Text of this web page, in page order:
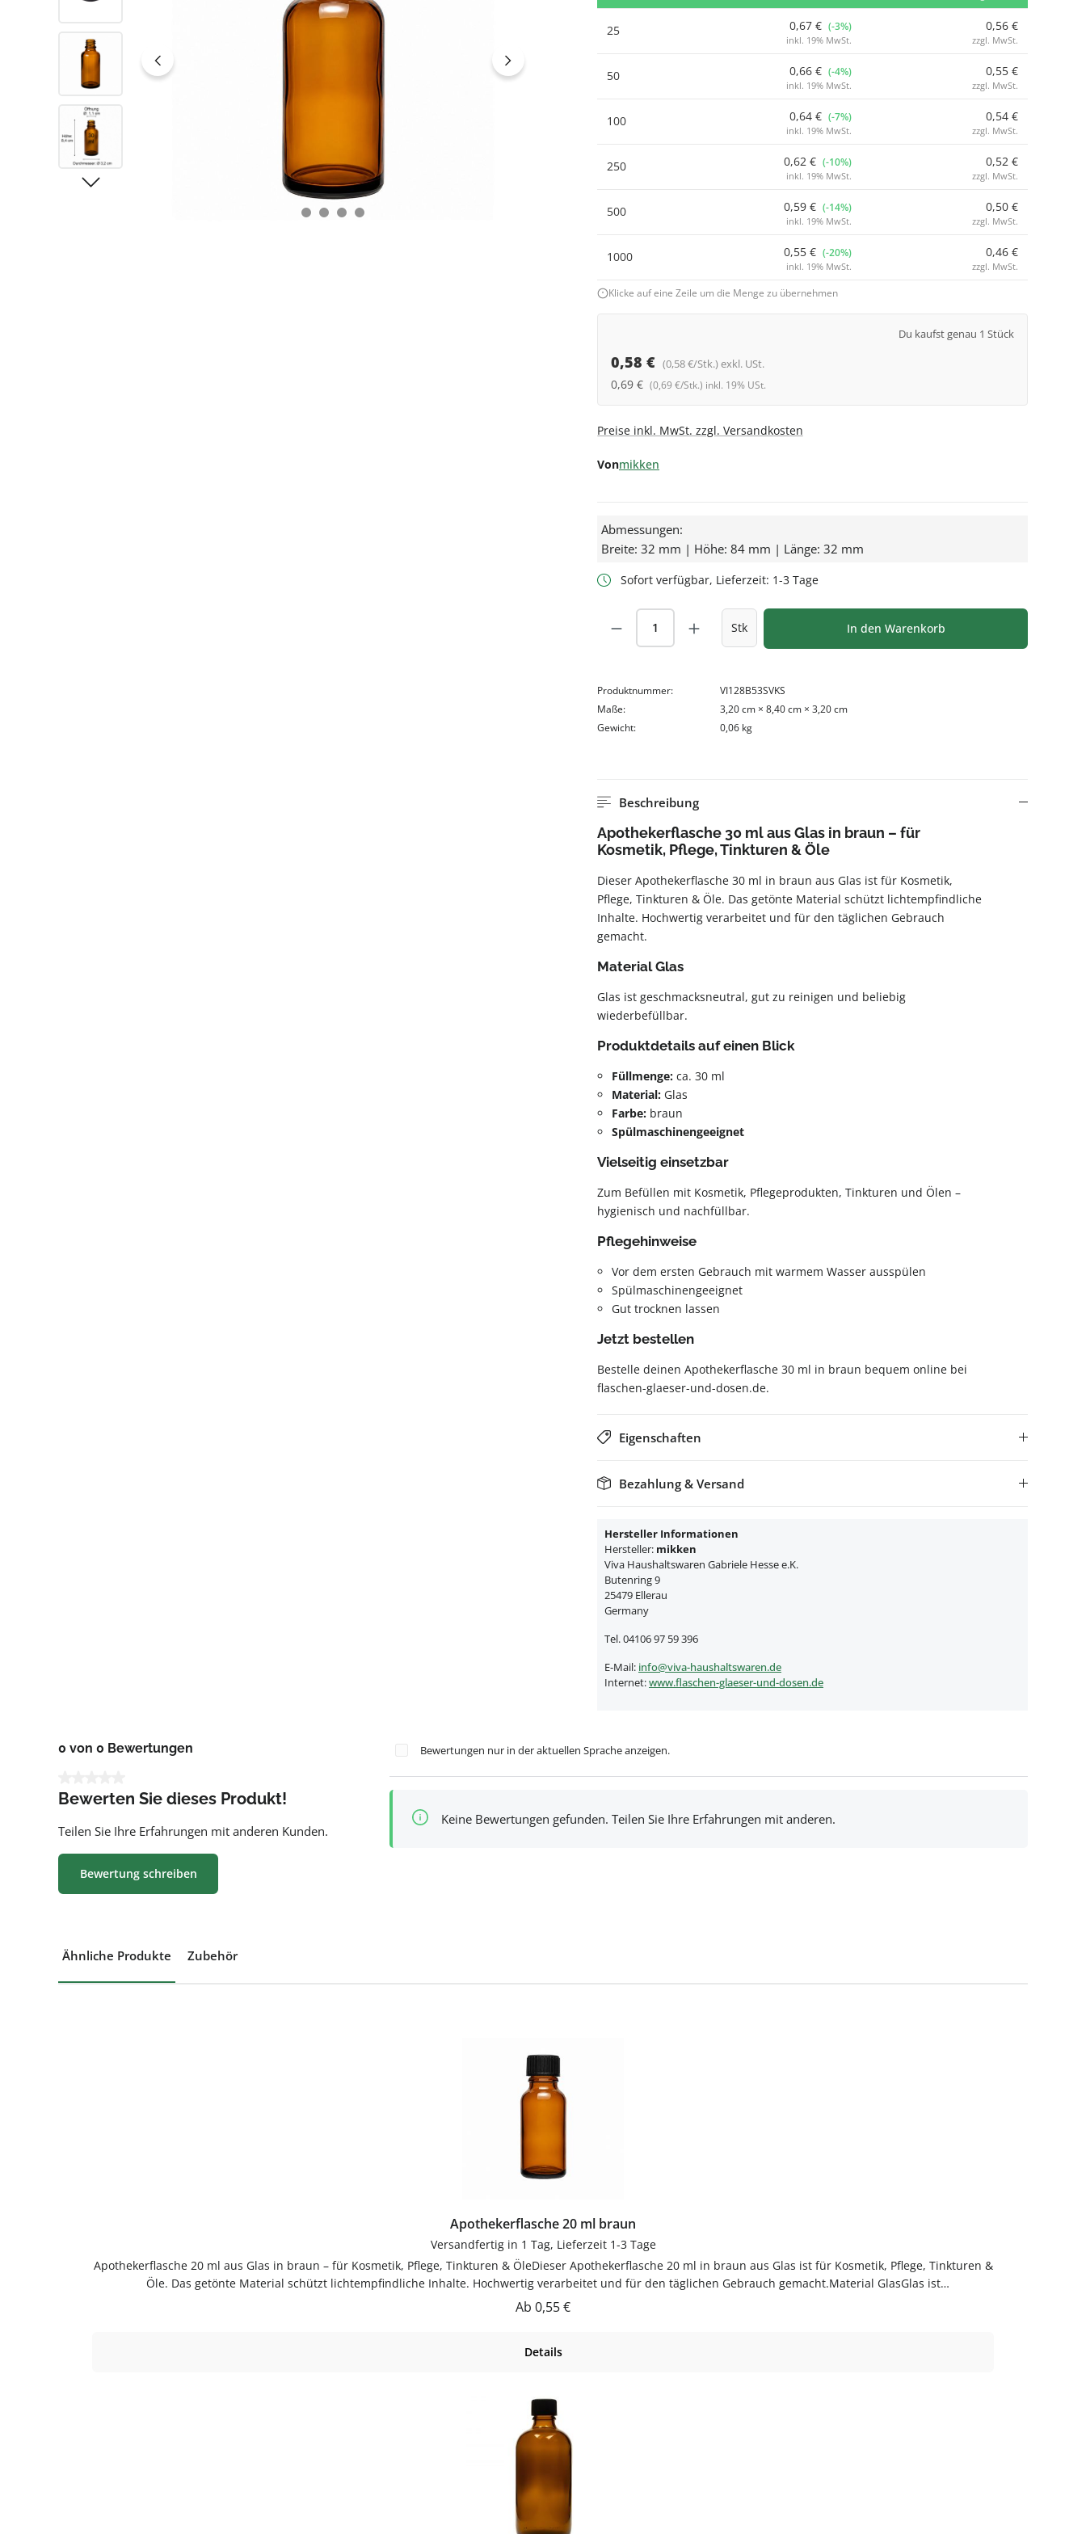
25 0,67 € (-3%)
inkl. 19% MwSt.
0,56 €
zzgl. MwSt.
50 0,66 € (-4%)
inkl. 19% MwSt.
0,55 €
zzgl. MwSt.
100 0,64 € (-7%)
inkl. 19% MwSt.
0,54 €
zzgl. MwSt.
250 0,62 € (-10%)
inkl. 19% MwSt.
0,52 €
zzgl. MwSt.
500 0,59 € (-14%)
inkl. 19% MwSt.
0,50 €
zzgl. MwSt.
1000 0,55 € (-20%)
inkl. 19% MwSt.
0,46 €
zzgl. MwSt.
Klicke auf eine Zeile um die Menge zu übernehmen
Du kaufst genau 1 Stück
0,58 € (0,58 €/Stk.) exkl. USt.
0,69 € (0,69 €/Stk.) inkl. 19% USt.
Preise inkl. MwSt. zzgl. Versandkosten
Vonmikken
Abmessungen:
Breite: 32 mm | Höhe: 84 mm | Länge: 32 mm
Sofort verfügbar, Lieferzeit: 1-3 Tage
Produkt Anzahl: Gib den gewünschten Wert ein
Stk In den Warenkorb
Produktnummer:
VI128B53SVKS
Maße:
3,20 cm × 8,40 cm × 3,20 cm
Gewicht:
0,06 kg
Beschreibung
Apothekerflasche 30 ml aus Glas in braun – für
Kosmetik, Pflege, Tinkturen & Öle
Dieser Apothekerflasche 30 ml in braun aus Glas ist für Kosmetik,
Pflege, Tinkturen & Öle. Das getönte Material schützt lichtempfindliche
Inhalte. Hochwertig verarbeitet und für den täglichen Gebrauch
gemacht.
Material Glas
Glas ist geschmacksneutral, gut zu reinigen und beliebig
wiederbefüllbar.
Produktdetails auf einen Blick
Füllmenge: ca. 30 ml
Material: Glas
Farbe: braun
Spülmaschinengeeignet
Vielseitig einsetzbar
Zum Befüllen mit Kosmetik, Pflegeprodukten, Tinkturen und Ölen –
hygienisch und nachfüllbar.
Pflegehinweise
Vor dem ersten Gebrauch mit warmem Wasser ausspülen
Spülmaschinengeeignet
Gut trocknen lassen
Jetzt bestellen
Bestelle deinen Apothekerflasche 30 ml in braun bequem online bei
flaschen-glaeser-und-dosen.de.
Eigenschaften
Bezahlung & Versand
Hersteller Informationen
Hersteller: mikken
Viva Haushaltswaren Gabriele Hesse e.K.
Butenring 9
25479 Ellerau
Germany
Tel. 04106 97 59 396
E-Mail: info@viva-haushaltswaren.de
Internet:www.flaschen-glaeser-und-dosen.de
0 von 0 Bewertungen
Bewerten Sie dieses Produkt!
Teilen Sie Ihre Erfahrungen mit anderen Kunden.
Bewertung schreiben
Bewertungen nur in der aktuellen Sprache anzeigen.
Keine Bewertungen gefunden. Teilen Sie Ihre Erfahrungen mit anderen.
Ähnliche Produkte Zubehör
Apothekerflasche 20 ml braun
Versandfertig in 1 Tag, Lieferzeit 1-3 Tage
Apothekerflasche 20 ml aus Glas in braun – für Kosmetik, Pflege, Tinkturen & ÖleDieser Apothekerflasche 20 ml in braun aus Glas ist für Kosmetik, Pflege, Tinkturen &
Öle. Das getönte Material schützt lichtempfindliche Inhalte. Hochwertig verarbeitet und für den täglichen Gebrauch gemacht.Material GlasGlas ist
geschmacksneutral, gut zu reinigen und beliebig wiederbefüllbar.Produktdetails auf einen BlickFüllmenge: ca. 20 mlMaterial: GlasFarbe:
bequem online bei flaschen-glaeser-und-dosen.de.
Regulärer Preis:
Ab 0,55 €
Details